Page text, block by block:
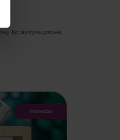
Kolorystyka gotowej
promocja